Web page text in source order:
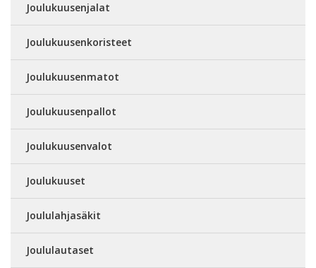
Joulukuusenjalat
Joulukuusenkoristeet
Joulukuusenmatot
Joulukuusenpallot
Joulukuusenvalot
Joulukuuset
Joululahjasäkit
Joululautaset